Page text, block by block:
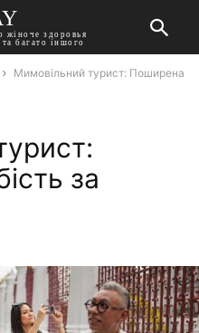
жіноче здоровья
багато іншого
Мимовільний турист: Поширена
за